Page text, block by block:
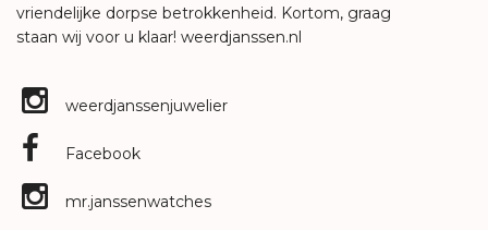
vriendelijke dorpse betrokkenheid. Kortom, graag
staan wij voor u klaar! weerdjanssen.nl
weerdjanssenjuwelier
Facebook
mr.janssenwatches